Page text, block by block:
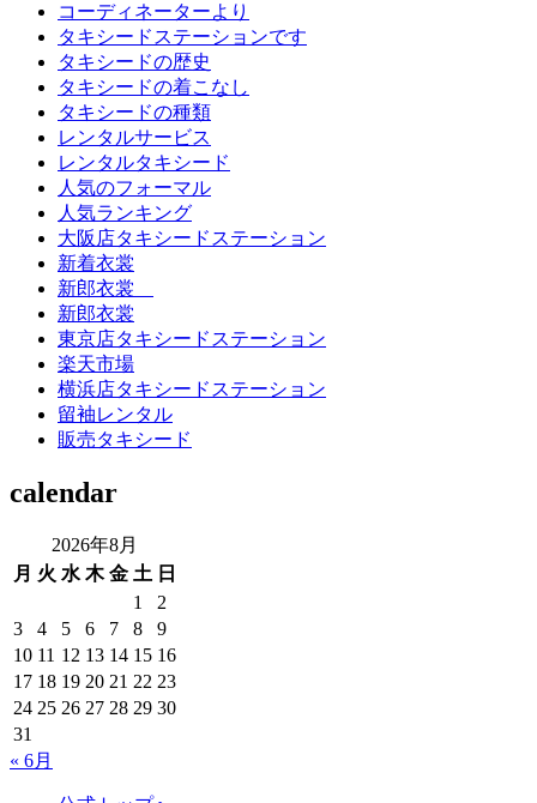
コーディネーターより
タキシードステーションです
タキシードの歴史
タキシードの着こなし
タキシードの種類
レンタルサービス
レンタルタキシード
人気のフォーマル
人気ランキング
大阪店タキシードステーション
新着衣裳
新郎衣裳
新郎衣裳
東京店タキシードステーション
楽天市場
横浜店タキシードステーション
留袖レンタル
販売タキシード
calendar
2026年8月
月 火 水 木 金 土 日
1
2
3
4 5 6 7 8
9
10 11 12 13 14 15 16
17 18 19 20 21 22 23
24 25 26 27 28 29 30
31
« 6月